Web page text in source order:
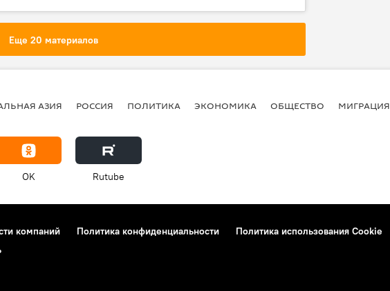
Еще 20 материалов
АЗИЯ РОССИЯ ПОЛИТИКА ЭКОНОМИКА ОБЩЕСТВО МИГРАЦИЯ
OK Rutube
компаний Политика конфиденциальности
Политика использования Cookie